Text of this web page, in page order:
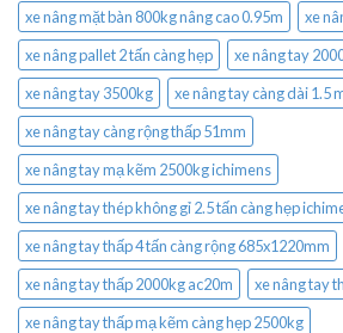
xe nâng mặt bàn 800kg nâng cao 0.95m
xe
xe nâng pallet 2 tấn càng hẹp
xe nâng tay
xe nâng tay 3500kg
xe nâng tay càng dài 1.5
xe nâng tay càng rộng thấp 51mm
xe nâng tay mạ kẽm 2500kg ichimens
xe nâng tay thép không gỉ 2.5 tấn càng hẹp
xe nâng tay thấp 4 tấn càng rộng 685x1220mm
xe nâng tay thấp 2000kg ac20m
xe nâng tay
xe nâng tay thấp mạ kẽm càng hẹp 2500kg